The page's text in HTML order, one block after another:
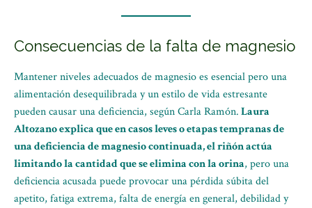
Consecuencias de la falta de magnesio
Mantener niveles adecuados de magnesio es esencial pero una
alimentación desequilibrada y un estilo de vida estresante
pueden causar una deficiencia, según Carla Ramón.Laura
Altozano explica que en casos leves o etapas tempranas de
una deficiencia de magnesio continuada, el riñón actúa
limitando la cantidad que se elimina con la orina, pero una
deficiencia acusada puede provocar una pérdida súbita del
apetito, fatiga extrema, falta de energía en general, debilidad y